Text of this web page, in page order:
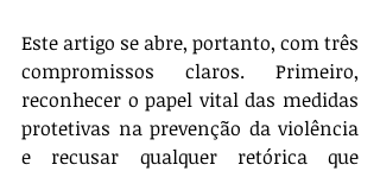
Este artigo se abre, portanto, com três
compromissos claros. Primeiro,
reconhecer o papel vital das medidas
protetivas na prevenção da violência
e recusar qualquer retórica que